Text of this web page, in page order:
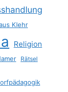
Klehr
Religion
Rätsel